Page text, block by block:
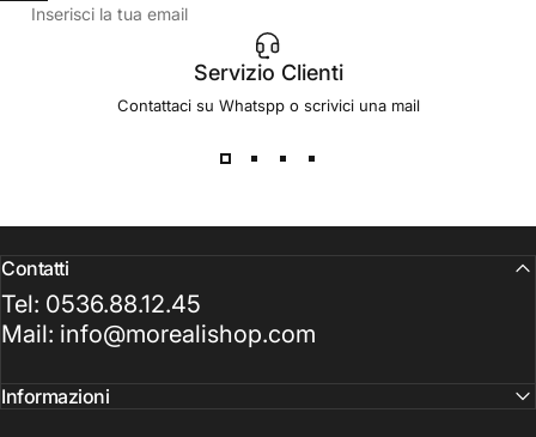
Inserisci la tua email
Servizio Clienti
Contattaci su Whatspp o scrivici una mail
Contatti
Tel: 0536.88.12.45
Mail: info@morealishop.com
Informazioni